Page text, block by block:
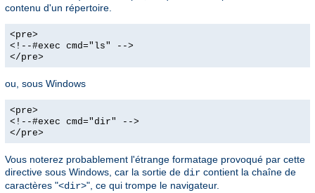
contenu d'un répertoire.
<pre>
<!--#exec cmd="ls" -->
</pre>
ou, sous Windows
<pre>
<!--#exec cmd="dir" -->
</pre>
Vous noterez probablement l'étrange formatage provoqué par cette
directive sous Windows, car la sortie de dir contient la chaîne de
caractères "<dir>", ce qui trompe le navigateur.